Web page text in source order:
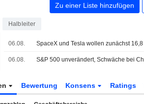
Zu einer Liste hinzufügen
Halbleiter
06.08.
06.08.
Bewertung Konsens Ratings